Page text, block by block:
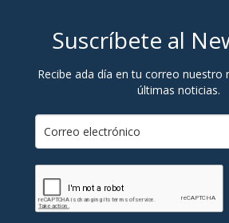
Suscríbete al
Recibe ada día en tu correo nuestro
últimas noticias.